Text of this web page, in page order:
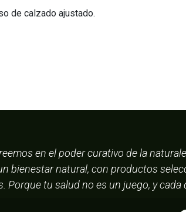
de calzado ajustado.
en el poder curativo de la
bienestar natural, con productos
Porque tu salud no es un juego, y cada